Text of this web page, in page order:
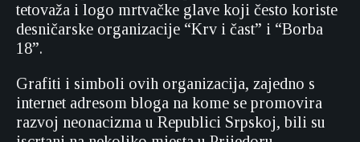
tetovaža i logo mrtvačke glave koji često koriste
desničarske organizacije “Krv i čast” i “Borba
18”.
Grafiti i simboli ovih organizacija, zajedno s
internet adresom bloga na kome se promovira
razvoj neonacizma u Republici Srpskoj, bili su